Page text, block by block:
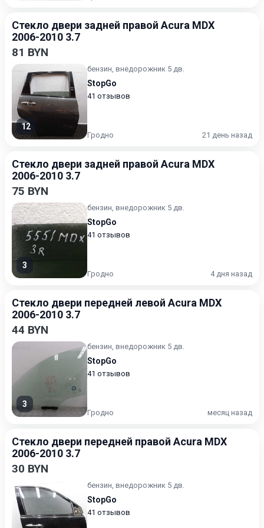
Стекло двери задней правой Acura MDX
2006-2010 3.7
81 BYN
12
бензин, внедорожник 5 дв.
StopGo
41 отзывов
Гродно 21 день назад
Стекло двери задней правой Acura MDX
2006-2010 3.7
75 BYN
3
бензин, внедорожник 5 дв.
StopGo
41 отзывов
Гродно 4 дня назад
Стекло двери передней левой Acura MDX
2006-2010 3.7
44 BYN
3
бензин, внедорожник 5 дв.
StopGo
41 отзывов
Гродно месяц назад
Стекло двери передней правой Acura MDX
2006-2010 3.7
30 BYN
бензин, внедорожник 5 дв.
StopGo
41 отзывов